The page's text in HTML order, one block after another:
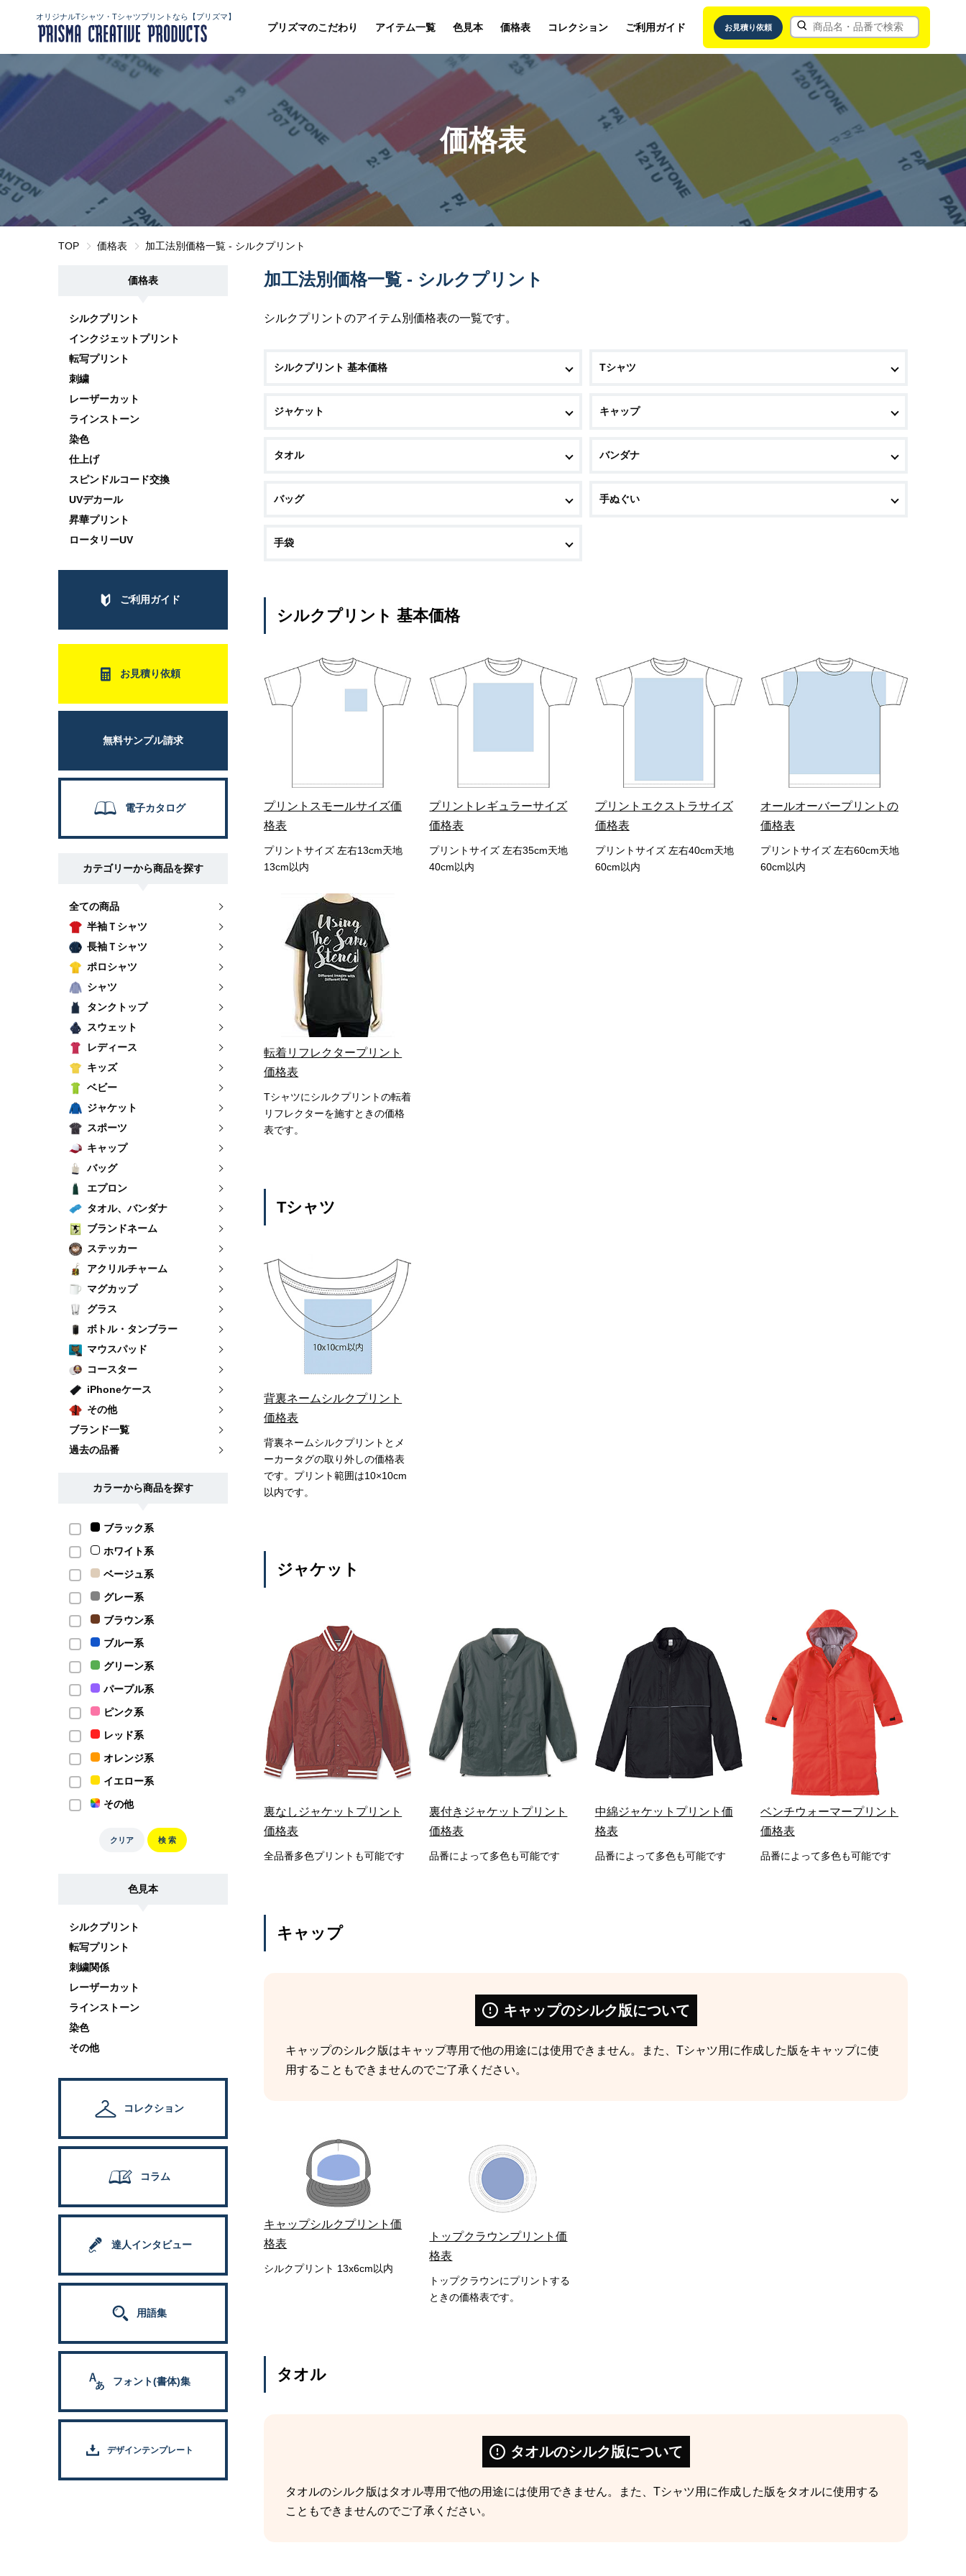
オリジナルTシャツ・Tシャツプリントなら【プリズマ】
プリズマのこだわり アイテム一覧 色見本 価格表 コレクション ご利用ガイド お見積り依頼
価格表
TOP 価格表 加工法別価格一覧 - シルクプリント
価格表
シルクプリント
インクジェットプリント
転写プリント
刺繍
レーザーカット
ラインストーン
染色
仕上げ
スピンドルコード交換
UVデカール
昇華プリント
ロータリーUV
ご利用ガイド
お見積り依頼
無料サンプル請求
電子カタログ
カテゴリーから商品を探す
全ての商品
半袖Ｔシャツ
長袖Ｔシャツ
ポロシャツ
シャツ
タンクトップ
スウェット
レディース
キッズ
ベビー
ジャケット
スポーツ
キャップ
バッグ
エプロン
タオル、バンダナ
ブランドネーム
ステッカー
アクリルチャーム
マグカップ
グラス
ボトル・タンブラー
マウスパッド
コースター
iPhoneケース
その他
ブランド一覧
過去の品番
カラーから商品を探す
ブラック系
ホワイト系
ベージュ系
グレー系
ブラウン系
ブルー系
グリーン系
パープル系
ピンク系
レッド系
オレンジ系
イエロー系
その他
クリア 検 索
色見本
シルクプリント
転写プリント
刺繍関係
レーザーカット
ラインストーン
染色
その他
コレクション
コラム
達人インタビュー
用語集
フォント(書体)集
デザインテンプレート
加工法別価格一覧 - シルクプリント
シルクプリントのアイテム別価格表の一覧です。
シルクプリント 基本価格 Tシャツ
ジャケット キャップ
タオル バンダナ
バッグ 手ぬぐい
手袋
シルクプリント 基本価格
プリントスモールサイズ価
格表
プリントサイズ 左右13cm天地
13cm以内
プリントレギュラーサイズ
価格表
プリントサイズ 左右35cm天地
40cm以内
プリントエクストラサイズ
価格表
プリントサイズ 左右40cm天地
60cm以内
オールオーバープリントの
価格表
プリントサイズ 左右60cm天地
60cm以内
転着リフレクタープリント
価格表
Tシャツにシルクプリントの転着
リフレクターを施すときの価格
表です。
Tシャツ
背裏ネームシルクプリント
価格表
背裏ネームシルクプリントとメ
ーカータグの取り外しの価格表
です。プリント範囲は10×10cm
以内です。
ジャケット
裏なしジャケットプリント
価格表
全品番多色プリントも可能です
裏付きジャケットプリント
価格表
品番によって多色も可能です
中綿ジャケットプリント価
格表
品番によって多色も可能です
ベンチウォーマープリント
価格表
品番によって多色も可能です
キャップ
キャップのシルク版について
キャップのシルク版はキャップ専用で他の用途には使用できません。また、Tシャツ用に作成した版をキャップに使
用することもできませんのでご了承ください。
キャップシルクプリント価
格表
シルクプリント 13x6cm以内
トップクラウンプリント価
格表
トップクラウンにプリントする
ときの価格表です。
タオル
タオルのシルク版について
タオルのシルク版はタオル専用で他の用途には使用できません。また、Tシャツ用に作成した版をタオルに使用する
こともできませんのでご了承ください。